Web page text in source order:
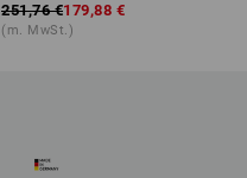
251,76 €179,88 €
(m. MwSt.)